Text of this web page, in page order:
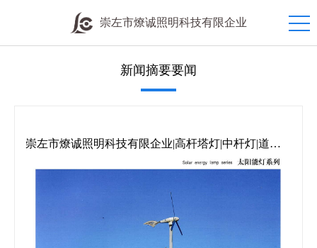
崇左市燎诚照明科技有限企业
新闻摘要要闻
崇左市燎诚照明科技有限企业|高杆塔灯|中杆灯|道路
灯|庭院灯|草坪灯|地埋灯|欧式灯|防潮灯|工矿灯|机床灯|